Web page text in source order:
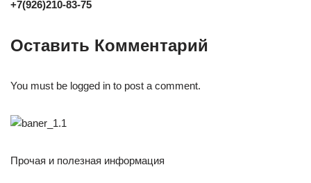
+7(926)210-83-75
Оставить Комментарий
You must be logged in to post a comment.
Прочая и полезная информация